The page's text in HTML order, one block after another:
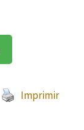
Imprimir